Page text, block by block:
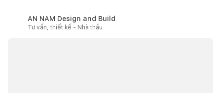
AN NAM Design and Build
Tư vấn, thiết kế - Nhà thầu